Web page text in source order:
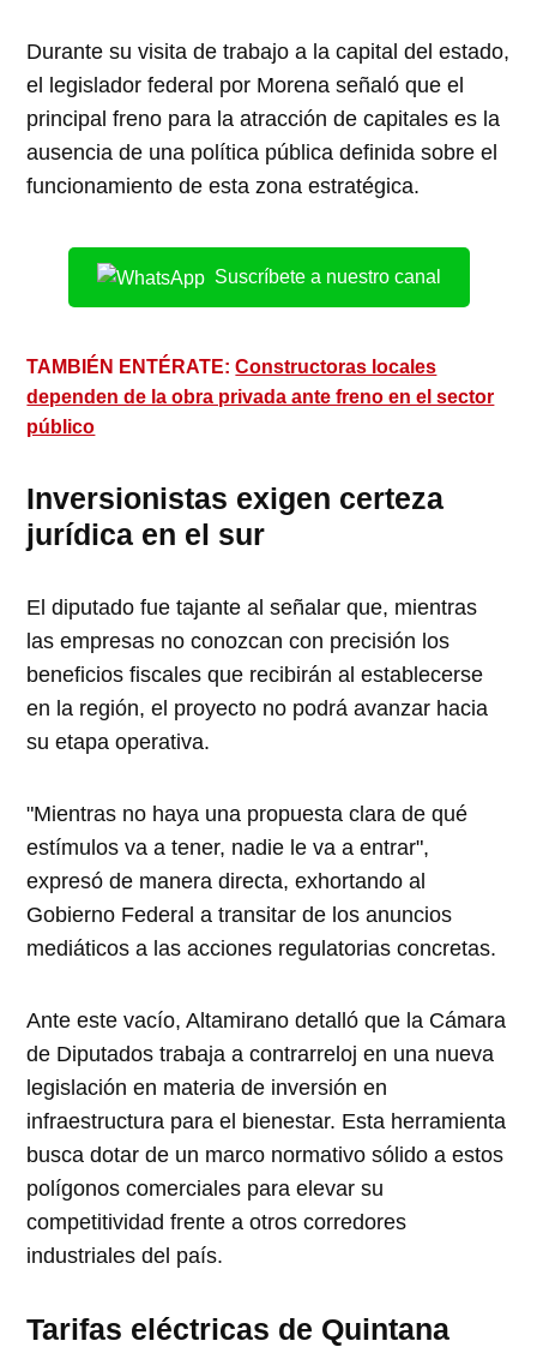
Durante su visita de trabajo a la capital del estado,
el legislador federal por Morena señaló que el
principal freno para la atracción de capitales es la
ausencia de una política pública definida sobre el
funcionamiento de esta zona estratégica.
Suscríbete a nuestro canal
TAMBIÉN ENTÉRATE:Constructoras locales
dependen de la obra privada ante freno en el sector
público
Inversionistas exigen certeza
jurídica en el sur
El diputado fue tajante al señalar que, mientras
las empresas no conozcan con precisión los
beneficios fiscales que recibirán al establecerse
en la región, el proyecto no podrá avanzar hacia
su etapa operativa.
"Mientras no haya una propuesta clara de qué
estímulos va a tener, nadie le va a entrar",
expresó de manera directa, exhortando al
Gobierno Federal a transitar de los anuncios
mediáticos a las acciones regulatorias concretas.
Ante este vacío, Altamirano detalló que la Cámara
de Diputados trabaja a contrarreloj en una nueva
legislación en materia de inversión en
infraestructura para el bienestar. Esta herramienta
busca dotar de un marco normativo sólido a estos
polígonos comerciales para elevar su
competitividad frente a otros corredores
industriales del país.
Tarifas eléctricas de Quintana